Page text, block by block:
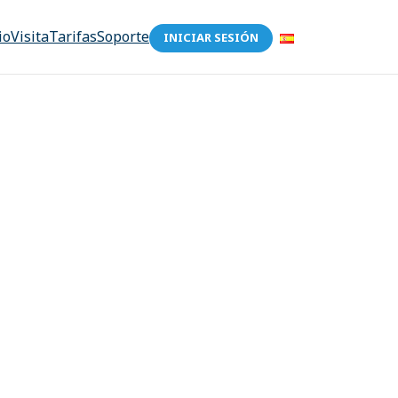
VisitaTarifasSoporte INICIAR SESIÓN